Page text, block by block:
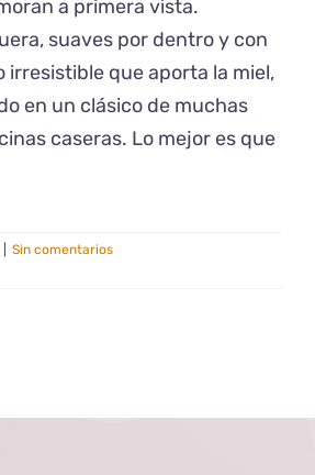
a primera vista.
suaves por dentro y con
irresistible que aporta la miel,
en un clásico de muchas
caseras. Lo mejor es que
Sin comentarios